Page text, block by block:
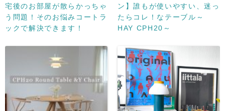
宅後のお部屋が散らかっちゃ
う問題！そのお悩みコートラ
ックで解決できます！
ン】誰もが使いやすい、迷っ
たらコレ！なテーブル～
HAY CPH20～